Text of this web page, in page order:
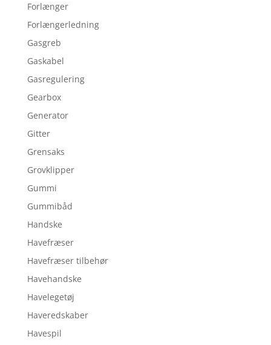
Forlænger
Forlængerledning
Gasgreb
Gaskabel
Gasregulering
Gearbox
Generator
Gitter
Grensaks
Grovklipper
Gummi
Gummibåd
Handske
Havefræser
Havefræser tilbehør
Havehandske
Havelegetøj
Haveredskaber
Havespil